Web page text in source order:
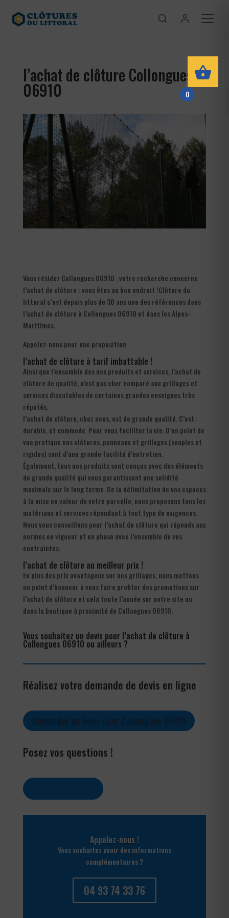
l’achat de clôture Collongues
06910
Vous résidez Collongues 06910 , votre recherche concerne
l’achat de clôture : vous êtes au bon endroit !Clôture du
littoral c’est depuis plus de 30 ans une des références dans
l’achat de clôture à Collongues 06910 et dans les Alpes-
Maritimes.
Appelez-nous pour une proposition
l’achat de clôture à tarif imbattable !
Ainsi que l’ensemble des nos produits et services, l’achat de
clôture de qualité, n’est pas cher comparé aux grillages et
services discutables de certaines grandes enseignes très
réputés.
l’achat de clôture, chez nous, est de grande qualité. C’est :
durable, et commode. Pour vous faciliter la vie, D’un point de
vue pratique nos clôtures, panneaux et grillages (souples et
rigides) sont d’une grande facilité d’entretien.
Également, tous nos produits sont conçus avec des éléments
de grande qualité qui vous garantissent une solidité
maximale sur le long terme. De la délimitation de vos espaces
à la mise en valeur de votre parcelle, nous proposons tous les
matériaux et services répondant à tout type de exigences.
Nous vous conseillons pour l’achat de clôture qui réponds aux
normes en vigueur et en phase avec l’ensemble de vos
contraintes.
l’achat de clôture au meilleur prix !
En plus des prix avantageux sur nos grillages, nous mettons
un point d’honneur à vous faire profiter des promotions sur
l’achat de clôture et cela toute l’année sur notre site ou
dans la boutique à proximité de Collongues 06910.
Vous souhaitez un devis pour l’achat de clôture à
Collongues 06910 ou ailleurs ?
Réalisez votre demande de devis en ligne
Posez vos questions !
Appelez-nous !
Vous souhaitez avoir des informations
complémentaires ?
04 93 74 33 76
0